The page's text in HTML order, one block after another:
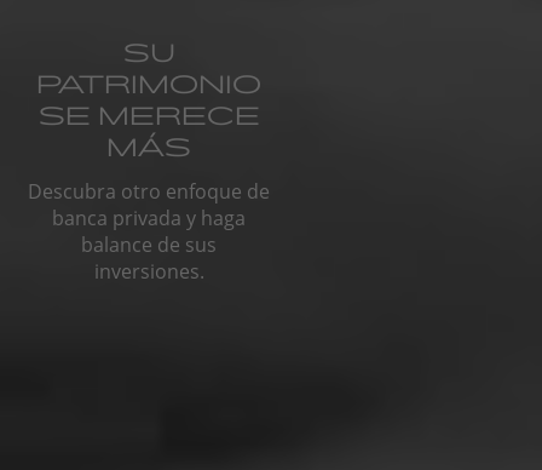
SU
PATRIMONIO
SE MERECE
MÁS
Descubra otro enfoque de
banca privada y haga
balance de sus
inversiones.